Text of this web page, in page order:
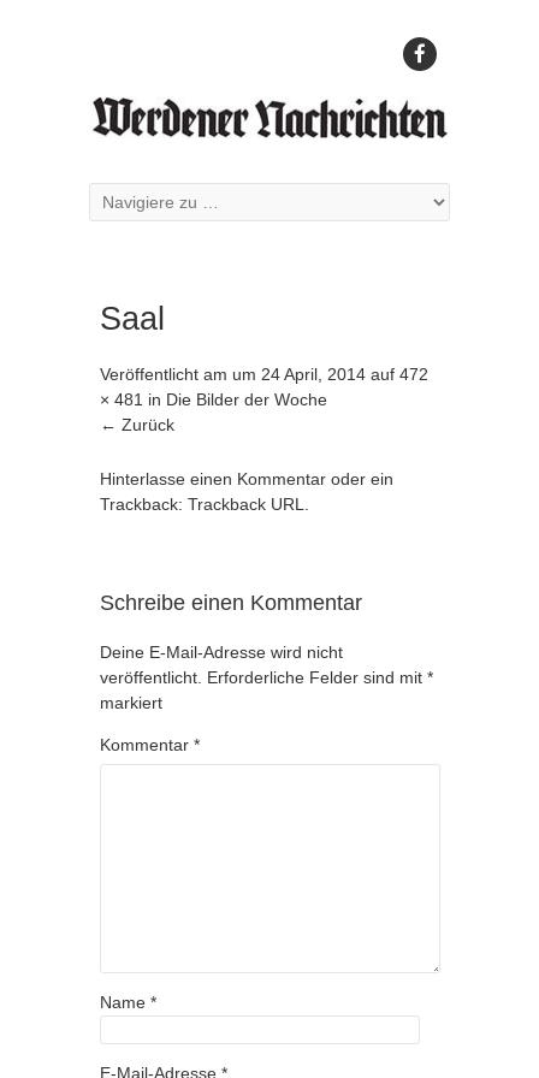
Saal
Veröffentlicht am um 24 April, 2014 auf 472
× 481 in Die Bilder der Woche
← Zurück
Hinterlasse einen Kommentar oder ein
Trackback: Trackback URL
Schreibe einen Kommentar
Deine E-Mail-Adresse wird nicht
veröffentlicht. Erforderliche Felder sind mit *
markiert
Kommentar *
Name *
E-Mail-Adresse *